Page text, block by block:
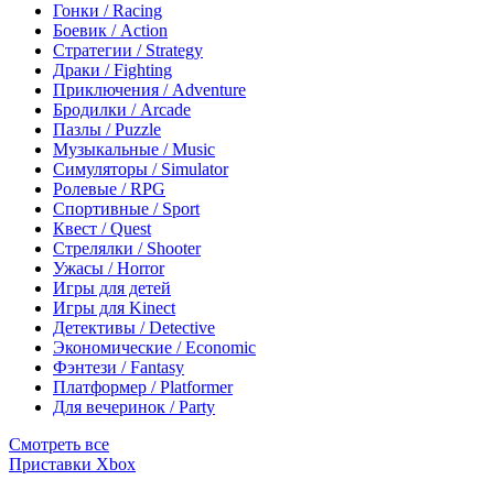
Гонки / Racing
Боевик / Action
Стратегии / Strategy
Драки / Fighting
Приключения / Adventure
Бродилки / Arcade
Пазлы / Puzzle
Музыкальные / Music
Симуляторы / Simulator
Ролевые / RPG
Спортивные / Sport
Квест / Quest
Стрелялки / Shooter
Ужасы / Horror
Игры для детей
Игры для Kinect
Детективы / Detective
Экономические / Economic
Фэнтези / Fantasy
Платформер / Platformer
Для вечеринок / Party
Смотреть все
Приставки Xbox